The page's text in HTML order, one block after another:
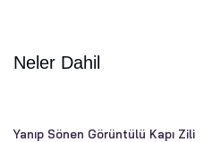
Neler Dahil
Yanıp Sönen Görüntülü Kapı Zili